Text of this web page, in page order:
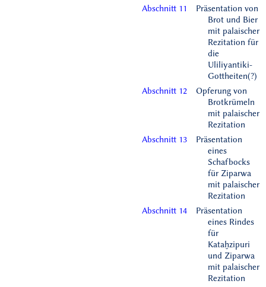
Abschnitt 11
Präsentation von
Brot und Bier
mit palaischer
Rezitation für
die
Uliliyantiki-
Gottheiten(?)
Abschnitt 12
Opferung von
Brotkrümeln
mit palaischer
Rezitation
Abschnitt 13
Präsentation
eines
Schafbocks
für Ziparwa
mit palaischer
Rezitation
Abschnitt 14
Präsentation
eines Rindes
für
Kataḫzipuri
und Ziparwa
mit palaischer
Rezitation